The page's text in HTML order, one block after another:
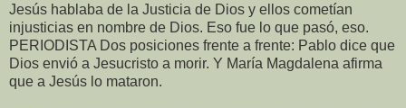
Jesús hablaba de la Justicia de Dios y ellos cometían
injusticias en nombre de Dios. Eso fue lo que pasó, eso.
PERIODISTA Dos posiciones frente a frente: Pablo dice que
Dios envió a Jesucristo a morir. Y María Magdalena afirma
que a Jesús lo mataron.